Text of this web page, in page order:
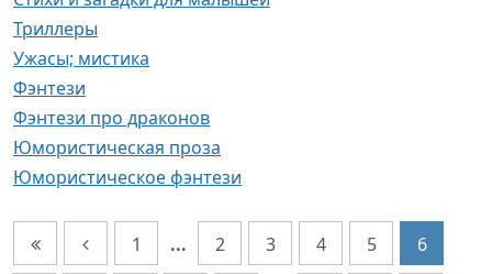
Триллеры
Ужасы; мистика
Фэнтези
Фэнтези про драконов
Юмористическая проза
Юмористическое фэнтези
1 ... 2 3 4 5 6